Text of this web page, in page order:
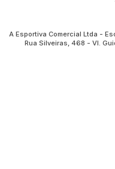
A Esportiva Comercial Ltda -
Rua Silveiras, 468 - Vl.